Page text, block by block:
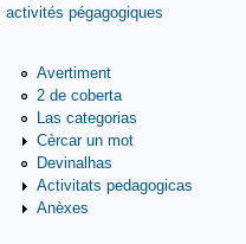
activités pégagogiques
Avertiment
2 de coberta
Las categorias
Cèrcar un mot
Devinalhas
Activitats pedagogicas
Anèxes